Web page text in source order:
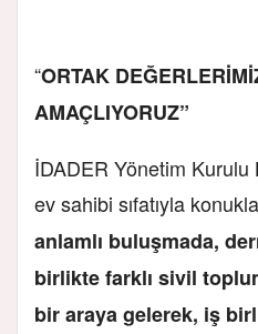
“ORTAK
AMAÇLIYORUZ”
İDADER Yönetim Kurulu
ev sahibi sıfatıyla
anlamlı buluşmada,
birlikte farklı sivil
bir araya gelerek, iş